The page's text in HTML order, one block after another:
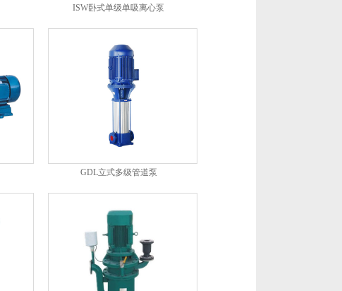
ISW卧式单级单吸离心泵
GDL立式多级管道泵